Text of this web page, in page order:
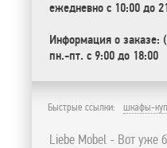
ежедневно с 10:00 до
Информация о заказе:
пн.-пт. с 9:00 до 18:00
Быстрые ссылки: шкафы-
Liebe Mobel - Вот уже